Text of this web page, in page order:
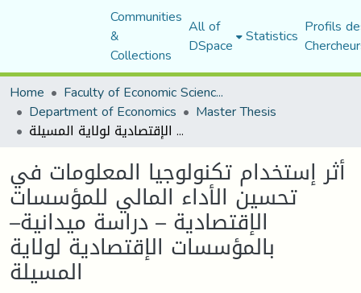
Communities
&
Collections
All of
DSpace Statistics Profils
Home
Faculty of Economic Sciences, Commerce and Management Sciences
Department of Economics Master Thesis
أثر إستخدام تكنولوجيا المعلومات في تحسين الأداء المالي للمؤسسات الإقتصادية – دراسة ميدانية– بالمؤسسات الإقتصادية لولاية المسيلة
أثر إستخدام تكنولوجيا المعلومات في
تحسين الأداء المالي للمؤسسات
الإقتصادية – دراسة ميدانية–
بالمؤسسات الإقتصادية لولاية
المسيلة